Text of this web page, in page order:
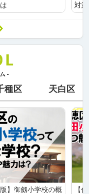
対
-
種区 天白区
版】御劔小学校の概
【